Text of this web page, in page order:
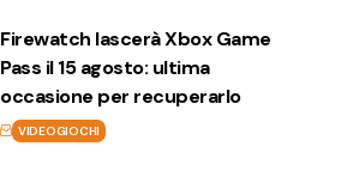
Firewatch lascerà Xbox Game
Pass il 15 agosto: ultima
occasione per recuperarlo
VIDEOGIOCHI